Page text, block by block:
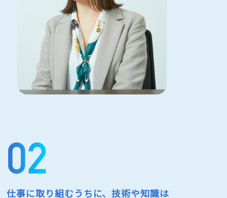
仕事に取り組むうちに、技術や知識は